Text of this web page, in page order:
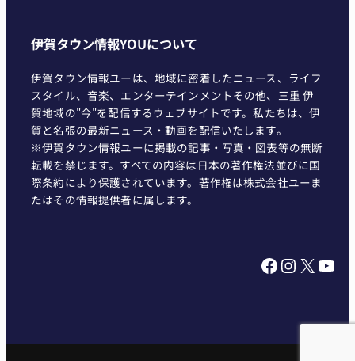
伊賀タウン情報YOUについて
伊賀タウン情報ユーは、地域に密着したニュース、ライフ
スタイル、音楽、エンターテインメントその他、三重 伊
賀地域の"今"を配信するウェブサイトです。私たちは、伊
賀と名張の最新ニュース・動画を配信いたします。
※伊賀タウン情報ユーに掲載の記事・写真・図表等の無断
転載を禁じます。すべての内容は日本の著作権法並びに国
際条約により保護されています。著作権は株式会社ユーま
たはその情報提供者に属します。
Facebook InstagramX YouTube